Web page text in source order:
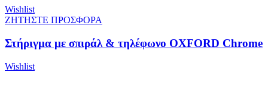
Wishlist
ΖΗΤΗΣΤΕ ΠΡΟΣΦΟΡΑ
Στήριγμα με σπιράλ & τηλέφωνο OXFORD Chrome
Wishlist